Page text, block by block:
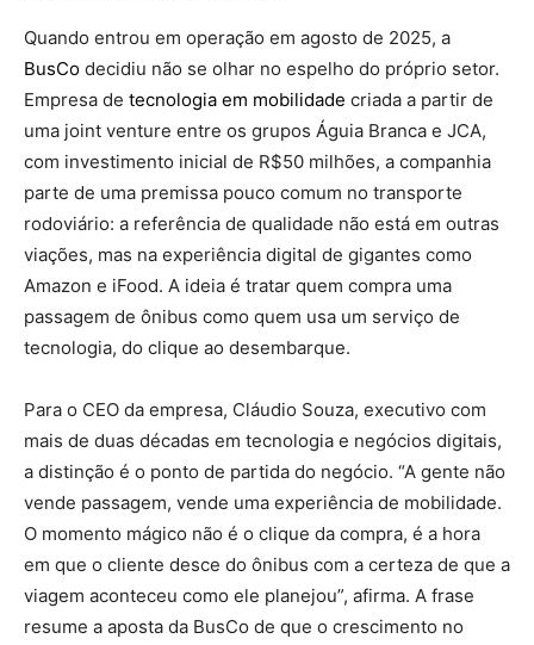
Quando entrou em operação em agosto de 2025, a
BusCo decidiu não se olhar no espelho do próprio setor.
Empresa de tecnologia em mobilidade criada a partir de
uma joint venture entre os grupos Águia Branca e JCA,
com investimento inicial de R$50 milhões, a companhia
parte de uma premissa pouco comum no transporte
rodoviário: a referência de qualidade não está em outras
viações, mas na experiência digital de gigantes como
Amazon e iFood. A ideia é tratar quem compra uma
passagem de ônibus como quem usa um serviço de
tecnologia, do clique ao desembarque.
Para o CEO da empresa, Cláudio Souza, executivo com
mais de duas décadas em tecnologia e negócios digitais,
a distinção é o ponto de partida do negócio. “A gente não
vende passagem, vende uma experiência de mobilidade.
O momento mágico não é o clique da compra, é a hora
em que o cliente desce do ônibus com a certeza de que a
viagem aconteceu como ele planejou”, afirma. A frase
resume a aposta da BusCo de que o crescimento no